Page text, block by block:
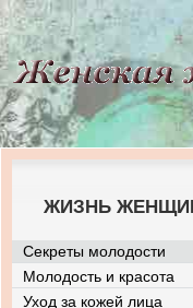
ЖИЗНЬ
Секреты молодости
Молодость и красота
Уход за кожей лица